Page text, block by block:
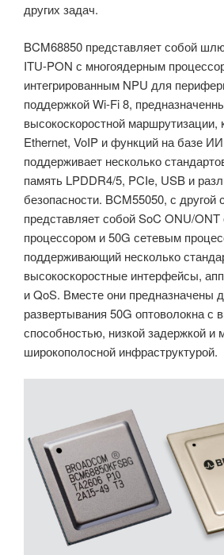
других задач.
BCM68850 представляет собой
ITU-PON с многоядерным
интегрированным NPU для
поддержкой Wi-Fi 8,
высокоскоростной маршрутизации,
Ethernet, VoIP и функций на базе
поддерживает несколько
память LPDDR4/5, PCIe, USB и
безопасности. BCM55050, с другой
представляет собой SoC ONU/
процессором и 50G сетевым
поддерживающий несколько
высокоскоростные интерфейсы,
и QoS. Вместе они предназначены
развертывания 50G оптоволокна с
способностью, низкой задержкой и
широкополосной инфраструктурой.